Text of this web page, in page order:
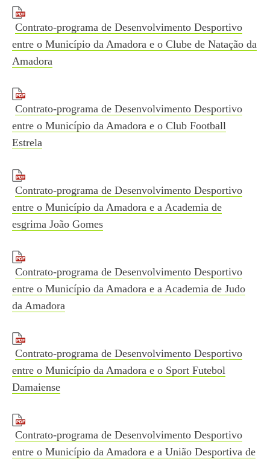
Contrato-programa de Desenvolvimento Desportivo
entre o Município da Amadora e o Clube de Natação da
Amadora
Contrato-programa de Desenvolvimento Desportivo
entre o Município da Amadora e o Club Football
Estrela
Contrato-programa de Desenvolvimento Desportivo
entre o Município da Amadora e a Academia de
esgrima João Gomes
Contrato-programa de Desenvolvimento Desportivo
entre o Município da Amadora e a Academia de Judo
da Amadora
Contrato-programa de Desenvolvimento Desportivo
entre o Município da Amadora e o Sport Futebol
Damaiense
Contrato-programa de Desenvolvimento Desportivo
entre o Município da Amadora e a União Desportiva de